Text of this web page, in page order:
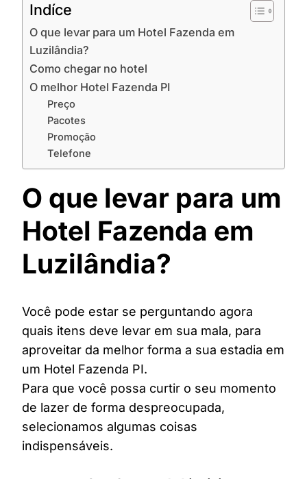
Indíce
O que levar para um Hotel Fazenda em
Luzilândia?
Como chegar no hotel
O melhor Hotel Fazenda PI
Preço
Pacotes
Promoção
Telefone
O que levar para um
Hotel Fazenda em
Luzilândia?
Você pode estar se perguntando agora
quais itens deve levar em sua mala, para
aproveitar da melhor forma a sua estadia em
um Hotel Fazenda PI.
Para que você possa curtir o seu momento
de lazer de forma despreocupada,
selecionamos algumas coisas
indispensáveis.